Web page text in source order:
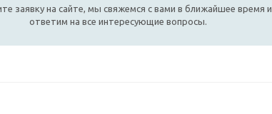
заявку на сайте, мы свяжемся с вами в ближайшее время и
ответим на все интересующие вопросы.